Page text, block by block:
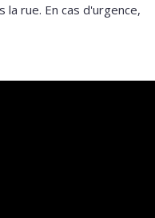
rue. En cas d'urgence,